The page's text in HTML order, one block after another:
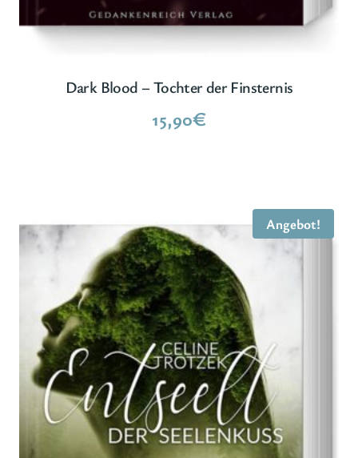
Dark Blood – Tochter der Finsternis
15,90€
Angebot!